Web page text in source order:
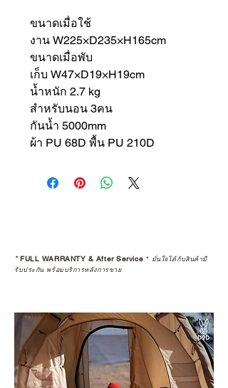
ขนาดเมื่อใช้
งาน W225×D235×H165cm
ขนาดเมื่อพับ
เก็บ W47×D19×H19cm
น้ำหนัก 2.7 kg
สำหรับนอน 3คน
กันน้ำ 5000mm
ผ้า PU 68D พื้น PU 210D
*FULL WARRANTY & After Service * มั่นใจได้กับสินค้ามี
รับประกัน พร้อมบริการหลังการขาย